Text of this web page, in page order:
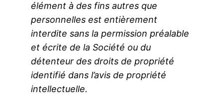
élément à des fins autres que
personnelles est entièrement
interdite sans la permission préalable
et écrite de la Société ou du
détenteur des droits de propriété
identifié dans l’avis de propriété
intellectuelle.